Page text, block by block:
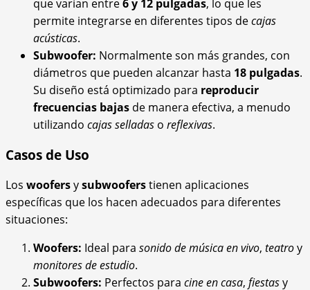
que varían entre6 y 12 pulgadas, lo que les
permite integrarse en diferentes tipos decajas
acústicas.
Subwoofer: Normalmente son más grandes, con
diámetros que pueden alcanzar hasta 18 pulgadas.
Su diseño está optimizado para reproducir
frecuencias bajas de manera efectiva, a menudo
utilizando cajas selladas o reflexivas.
Casos de Uso
Los woofersysubwooferstienen aplicaciones
específicas que los hacen adecuados para diferentes
situaciones:
Woofers: Ideal para sonido de música en vivo, teatroy
monitores de estudio.
Subwoofers: Perfectos para cine en casa, fiestasy